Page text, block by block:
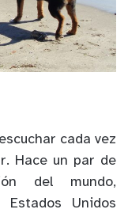
cada vez
Hace un par de
del mundo,
Unidos